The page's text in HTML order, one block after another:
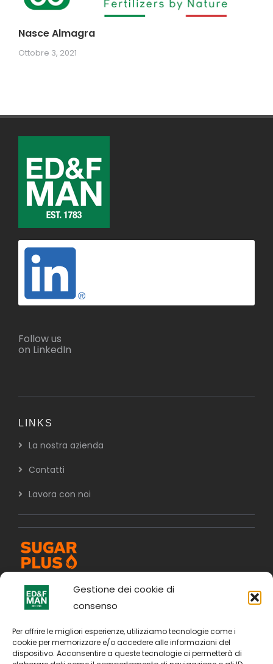
Gestione dei cookie di
consenso
Per offrire le migliori esperienze, utilizziamo tecnologie come i
cookie per memorizzare e/o accedere alle informazioni del
dispositivo. Acconsentire a queste tecnologie ci permetterà di
Nasce Almagra
Ottobre 3, 2021
Follow us
on LinkedIn
LINKS
La nostra azienda
Contatti
Lavora con noi